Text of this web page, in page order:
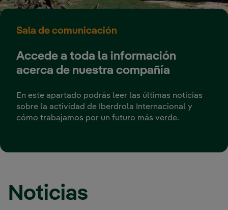
Sala de comunicación
Accede a toda la información
acerca de nuestra compañía
En este apartado podrás leer las últimas noticias
sobre la actividad de Iberdrola Internacional y
cómo trabajamos por un futuro más verde.
Noticias